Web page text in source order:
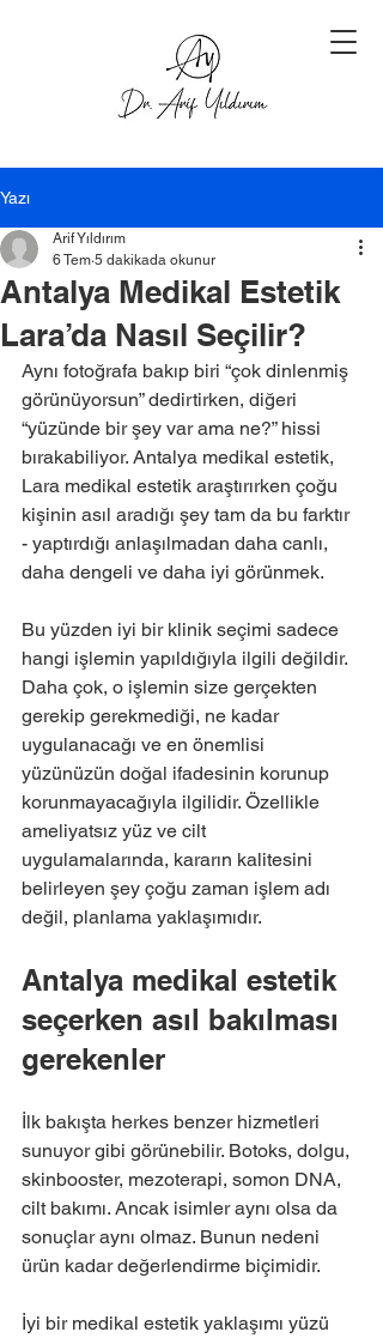
Yazı
Antalya Medikal Estetik
Lara’da Nasıl Seçilir?
Arif Yıldırım
6 Tem 5 dakikada okunur
Aynı fotoğrafa bakıp biri “çok dinlenmiş
görünüyorsun” dedirtirken, diğeri
“yüzünde bir şey var ama ne?” hissi
bırakabiliyor. Antalya medikal estetik,
Lara medikal estetik araştırırken çoğu
kişinin asıl aradığı şey tam da bu farktır
- yaptırdığı anlaşılmadan daha canlı,
daha dengeli ve daha iyi görünmek.
Bu yüzden iyi bir klinik seçimi sadece
hangi işlemin yapıldığıyla ilgili değildir.
Daha çok, o işlemin size gerçekten
gerekip gerekmediği, ne kadar
uygulanacağı ve en önemlisi
yüzünüzün doğal ifadesinin korunup
korunmayacağıyla ilgilidir. Özellikle
ameliyatsız yüz ve cilt
uygulamalarında, kararın kalitesini
belirleyen şey çoğu zaman işlem adı
değil, planlama yaklaşımıdır.
Antalya medikal estetik
seçerken asıl bakılması
gerekenler
İlk bakışta herkes benzer hizmetleri
sunuyor gibi görünebilir. Botoks, dolgu,
skinbooster, mezoterapi, somon DNA,
cilt bakımı. Ancak isimler aynı olsa da
sonuçlar aynı olmaz. Bunun nedeni
ürün kadar değerlendirme biçimidir.
İyi bir medikal estetik yaklaşımı yüzü